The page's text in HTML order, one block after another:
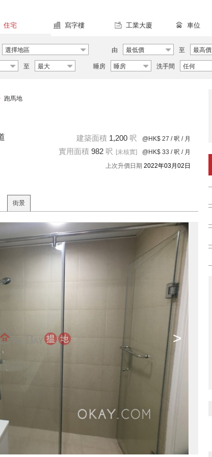
住宅 寫字樓 工業大廈 車位
選擇地區 由 最低價 至 最高價
至 最大 睡房 睡房 洗手間 任何
跑馬地
建築面積 1,200 呎 @HK$ 27 / 呎 / 月
實用面積 982 呎 [未核實] @HK$ 33 / 呎 / 月
上次升價日期 2022年03月02日
街景
>